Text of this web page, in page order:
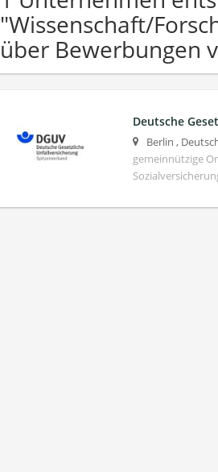
"Wissenschaft/
über Bewerbungen
Deutsche
Berlin ,
gemeinnützige